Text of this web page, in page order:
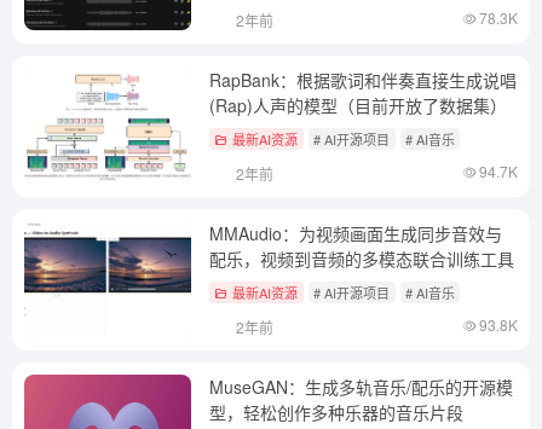
2年前 78.3K
RapBank：根据歌词和伴奏直接生成说唱
(Rap)人声的模型（目前开放了数据集）
最新AI资源 # AI开源项目 # AI音乐
2年前 94.7K
MMAudio：为视频画面生成同步音效与
配乐，视频到音频的多模态联合训练工具
最新AI资源 # AI开源项目 # AI音乐
2年前 93.8K
MuseGAN：生成多轨音乐/配乐的开源模
型，轻松创作多种乐器的音乐片段